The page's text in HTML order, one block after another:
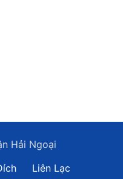
Hải Ngoại
Liên Lạc